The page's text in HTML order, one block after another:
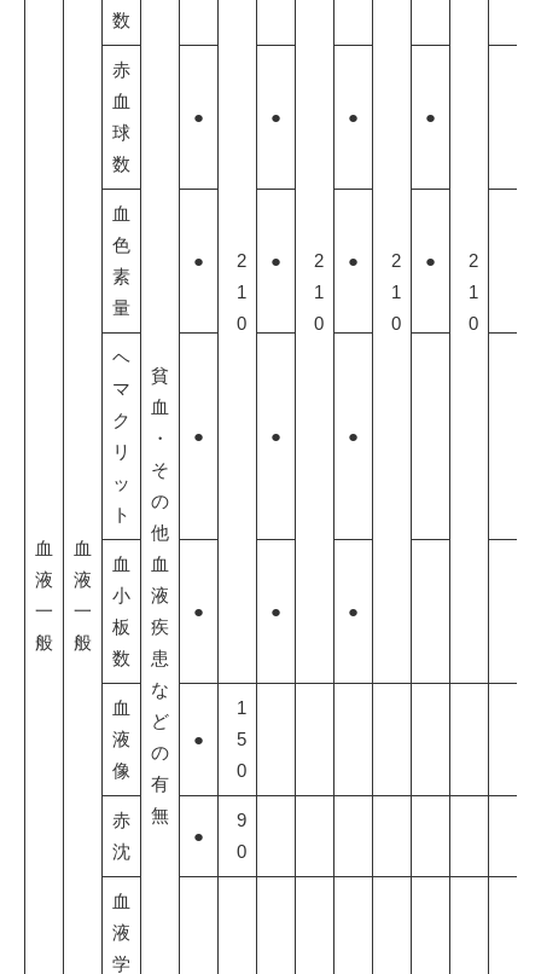
血
液
一
般
血
液
一
般
貧
血
・
そ
の
他
血
液
疾
患
な
ど
の
有
無
数
2
1
0
2
1
0
2
1
0
2
1
0
赤
血
球
数
● ● ● ●
血
色
素
量
● ● ● ●
ヘ
マ
ク
リ
ッ
ト
● ● ●
血
小
板
数
● ● ●
血
液
像
●
1
5
0
赤
沈
●
9
0
血
液
学